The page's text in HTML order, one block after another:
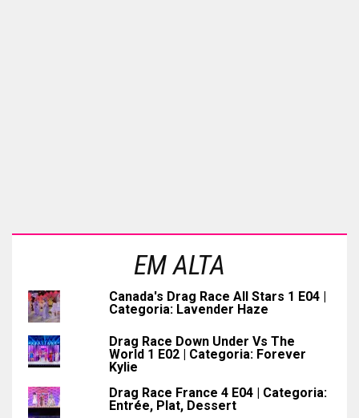
EM ALTA
Canada's Drag Race All Stars 1 E04 |
Categoria: Lavender Haze
Drag Race Down Under Vs The
World 1 E02 | Categoria: Forever
Kylie
Drag Race France 4 E04 | Categoria:
Entrée, Plat, Dessert